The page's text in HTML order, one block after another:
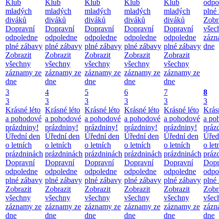
Klub
mladých
diváků
Dopravní
odpoledne
plné zábavy
Zobrazit
všechny
záznamy ze
dne
Klub
mladých
diváků
Dopravní
odpoledne
plné zábavy
Zobrazit
všechny
záznamy ze
dne
Klub
mladých
diváků
Dopravní
odpoledne
plné zábavy
Zobrazit
všechny
záznamy ze
dne
Klub
mladých
diváků
Dopravní
odpoledne
plné zábavy
Zobrazit
všechny
záznamy ze
dne
Klub
mladých
diváků
Dopravní
odpoledne
plné zábavy
Zobrazit
všechny
záznamy ze
dne
plné
dne
3
3
Krásné léto
a pohodové
prázdniny!
Úřední den
o letních
prázdninách
Dopravní
odpoledne
plné zábavy
Zobrazit
všechny
záznamy ze
dne
4
3
Krásné léto
a pohodové
prázdniny!
Úřední den
o letních
prázdninách
Dopravní
odpoledne
plné zábavy
Zobrazit
všechny
záznamy ze
dne
5
3
Krásné léto
a pohodové
prázdniny!
Úřední den
o letních
prázdninách
Dopravní
odpoledne
plné zábavy
Zobrazit
všechny
záznamy ze
dne
6
3
Krásné léto
a pohodové
prázdniny!
Úřední den
o letních
prázdninách
Dopravní
odpoledne
plné zábavy
Zobrazit
všechny
záznamy ze
dne
7
3
Krásné léto
a pohodové
prázdniny!
Úřední den
o letních
prázdninách
Dopravní
odpoledne
plné zábavy
Zobrazit
všechny
záznamy ze
dne
8
3
a
o
plné
dne